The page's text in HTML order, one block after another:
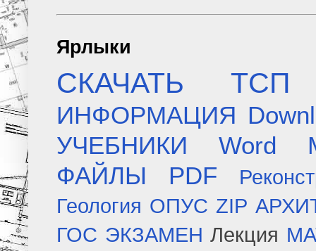
Ярлыки
СКАЧАТЬ ТСП
ИНФОРМАЦИЯ
УЧЕБНИКИ
Word
ФАЙЛЫ
PDF
Геология ОПУС ZIP
ГОС ЭКЗАМЕН Лекция